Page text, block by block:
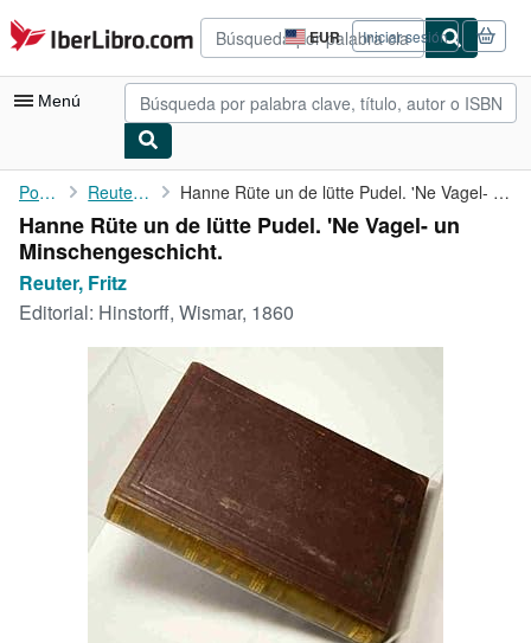
Pasar al contenido principal
IberLibro.com EUR
Preferencias
de
compra
del
Iniciar sesión
Menú
Mi cuenta
Consultar mis pedidos
Búsqueda avanzada
Colecciones
Libros antiguos
Arte y coleccionismo
Comenzar a vender
CERRAR
Portada Reuter, Fritz Hanne Rüte un de lütte Pudel. 'Ne Vagel- un Minschengeschicht.
Hanne Rüte un de lütte Pudel. 'Ne Vagel- un
Minschengeschicht.
Reuter, Fritz
Editorial: Hinstorff, Wismar, 1860